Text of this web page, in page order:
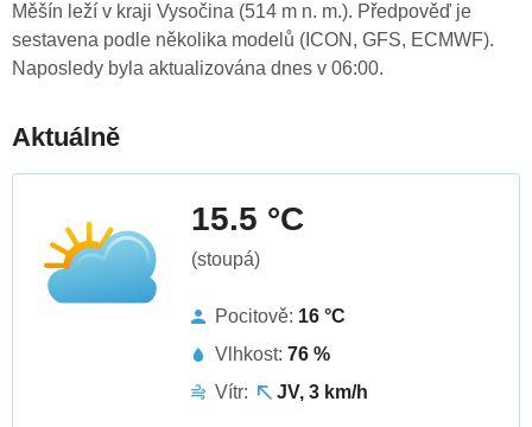
Měšín leží v kraji Vysočina (514 m n. m.). Předpověď je
sestavena podle několika modelů (ICON, GFS, ECMWF).
Naposledy byla aktualizována dnes v 06:00.
Aktuálně
15.5 °C
(stoupá)
Pocitově: 16 °C
Vlhkost: 76 %
Vítr:
JV, 3 km/h